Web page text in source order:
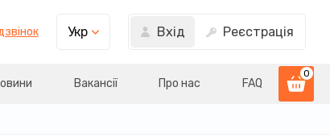
Укр Вхід Реєстрація
Вакансії Про нас FAQ
0